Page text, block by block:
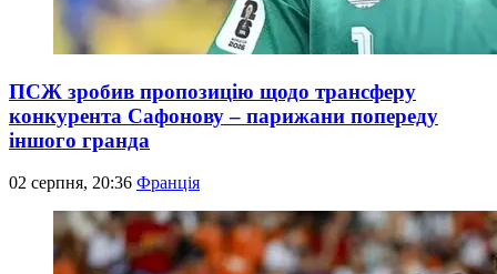
ПСЖ зробив пропозицію щодо трансферу
конкурента Сафонову – парижани попереду
іншого гранда
02 серпня, 20:36 Франція